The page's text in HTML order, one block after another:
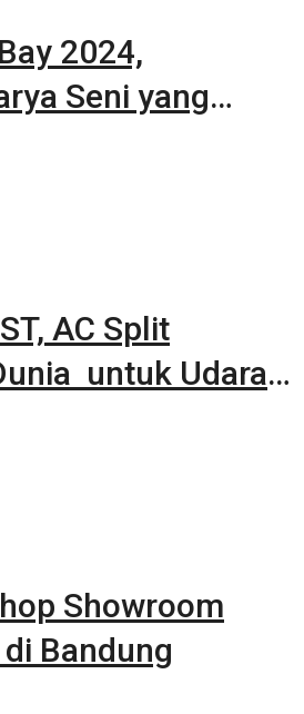
2024,
Seni yang
AC Split
untuk Udara
Showroom
Bandung